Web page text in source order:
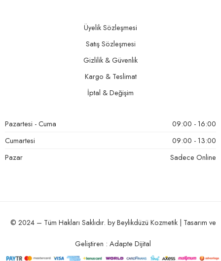
Üyelik Sözleşmesi
Satış Sözleşmesi
Gizlilik & Güvenlik
Kargo & Teslimat
İptal & Değişim
Pazartesi - Cuma
09:00 - 16:00
Cumartesi
09:00 - 13:00
Pazar
Sadece Online
© 2024 – Tüm Hakları Saklıdır. by Beylikdüzü Kozmetik | Tasarım ve
Geliştiren : Adapte Dijital